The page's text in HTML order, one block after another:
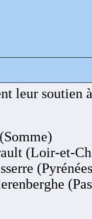
leur soutien
(Loir-et-